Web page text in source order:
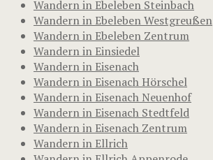
Wandern in Ebeleben Steinbach
Wandern in Ebeleben Westgreußen
Wandern in Ebeleben Zentrum
Wandern in Einsiedel
Wandern in Eisenach
Wandern in Eisenach Hörschel
Wandern in Eisenach Neuenhof
Wandern in Eisenach Stedtfeld
Wandern in Eisenach Zentrum
Wandern in Ellrich